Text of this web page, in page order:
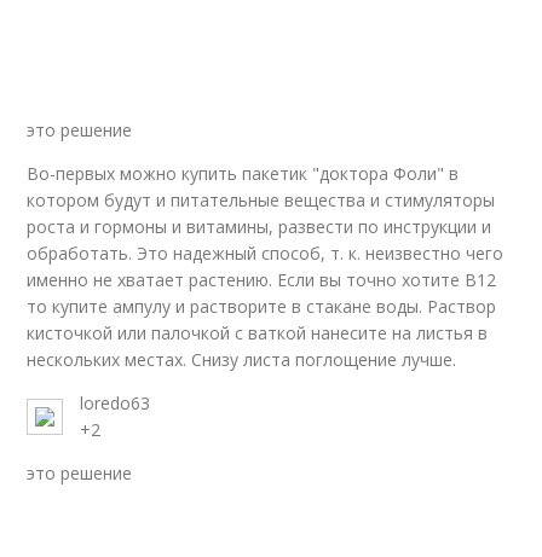
это решение
Во-первых можно купить пакетик "доктора Фоли" в
котором будут и питательные вещества и стимуляторы
роста и гормоны и витамины, развести по инструкции и
обработать. Это надежный способ, т. к. неизвестно чего
именно не хватает растению. Если вы точно хотите В12
то купите ампулу и растворите в стакане воды. Раствор
кисточкой или палочкой с ваткой нанесите на листья в
нескольких местах. Снизу листа поглощение лучше.
loredo63
+2
это решение